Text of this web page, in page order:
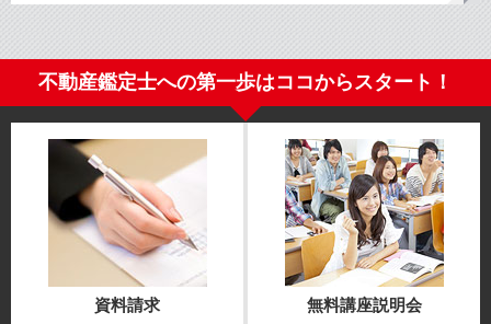
不動産鑑定士への第一歩はココからスタート！
資料請求 無料講座説明会